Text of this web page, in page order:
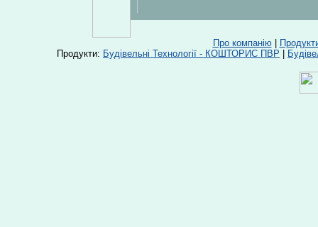
Про компанію|
Продукти: Будівельні Технології - КОШТОРИС ПВР